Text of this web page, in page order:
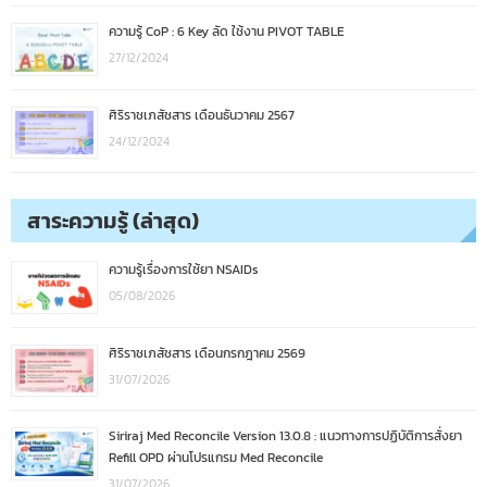
ความรู้ CoP : 6 Key ลัด ใช้งาน PIVOT TABLE
27/12/2024
ศิริราชเภสัชสาร เดือนธันวาคม 2567
24/12/2024
สาระความรู้ (ล่าสุด)
ความรู้เรื่องการใช้ยา NSAIDs
05/08/2026
ศิริราชเภสัชสาร เดือนกรกฎาคม 2569
31/07/2026
Siriraj Med Reconcile Version 13.0.8 : แนวทางการปฏิบัติการสั่งยา
Refill OPD ผ่านโปรแกรม Med Reconcile